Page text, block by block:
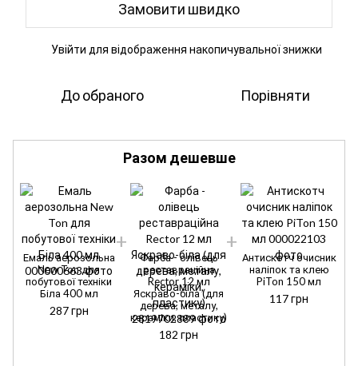
Замовити швидко
Увійти для відображення накопичувальної знижки
До обраного Порівняти
Разом дешевше
Емаль аерозольна
New Ton для
побутової техніки
Біла 400 мл
287 грн
Фарба - олівець
реставраційна
Rector 12 мл
Яскраво-біла (для
дерева, металу,
кераміки, пластику)
182 грн
Антискотч очисник
наліпок та клею
PiTon 150 мл
117 грн